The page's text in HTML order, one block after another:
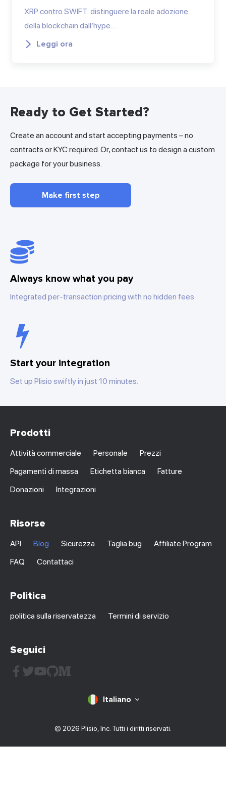
XRP contro SWIFT: distinguere la reale adozione
della blockchain dall’hype.…
Leggi ora
Ready to Get Started?
Create an account and start accepting payments – no
contracts or KYC required. Or, contact us to design a custom
package for your business.
Make first step
Always know what you pay
Integrated per-transaction pricing with no hidden fees
Start your integration
Set up Plisio swiftly in just 10 minutes.
Prodotti
Attività commerciale Personale
Prezzi
Pagamenti di massa
Etichetta bianca
Fatture
Donazioni
Integrazioni
Risorse
API Blog Sicurezza Taglia bug
Affiliate Program
FAQ
Contattaci
Politica
politica sulla riservatezza Termini di servizio
Seguici
Italiano
© 2026 Plisio, Inc. Tutti i diritti riservati.